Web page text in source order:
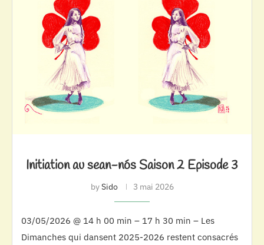
Initiation au sean-nós Saison 2 Episode 3
bySido 3 mai 2026
03/05/2026 @ 14 h 00 min – 17 h 30 min – Les
Dimanches qui dansent 2025-2026 restent consacrés